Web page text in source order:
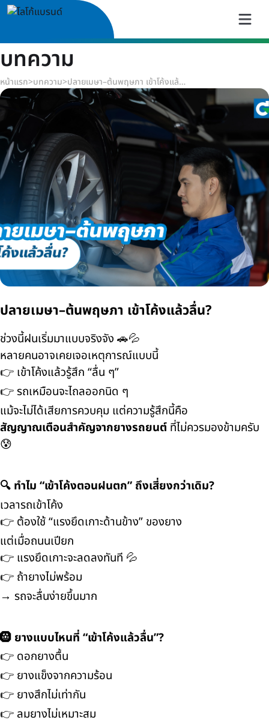
บทความ
หน้าแรก>บทความ> ปลายเมษา–ต้นพฤษภา เข้าโค้งแล้วลื่น?
ปลายเมษา–ต้นพฤษภา เข้าโค้งแล้วลื่น?
ช่วงนี้ฝนเริ่มมาแบบจริงจัง 🚗💦
หลายคนอาจเคยเจอเหตุการณ์แบบนี้
👉 เข้าโค้งแล้วรู้สึก “ลื่น ๆ”
👉 รถเหมือนจะไถลออกนิด ๆ
แม้จะไม่ได้เสียการควบคุม แต่ความรู้สึกนี้คือ
สัญญาณเตือนสำคัญจากยางรถยนต์ ที่ไม่ควรมองข้ามครับ
😰
🔍 ทำไม “เข้าโค้งตอนฝนตก” ถึงเสี่ยงกว่าเดิม?
เวลารถเข้าโค้ง
👉 ต้องใช้ “แรงยึดเกาะด้านข้าง” ของยาง
แต่เมื่อถนนเปียก
👉 แรงยึดเกาะจะลดลงทันที 💦
👉 ถ้ายางไม่พร้อม
→ รถจะลื่นง่ายขึ้นมาก
🛞 ยางแบบไหนที่ “เข้าโค้งแล้วลื่น”?
👉 ดอกยางตื้น
👉 ยางแข็งจากความร้อน
👉 ยางสึกไม่เท่ากัน
👉 ลมยางไม่เหมาะสม